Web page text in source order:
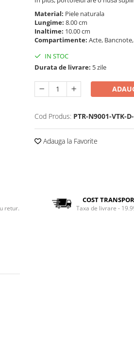
Material: Piele naturala
Lungime: 8.00 cm
Inaltime: 10.00 cm
Compartimente: Acte,
IN STOC
Durata de livrare: 5 zile
Cod Produs: PTR-N9001-VTK-
Adauga la Favorite
retur.
COST
Taxa de livrare -